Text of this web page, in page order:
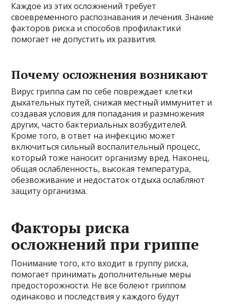
Каждое из этих осложнений требует
своевременного распознавания и лечения. Знание
факторов риска и способов профилактики
помогает не допустить их развития.
Почему осложнения возникают
Вирус гриппа сам по себе повреждает клетки
дыхательных путей, снижая местный иммунитет и
создавая условия для попадания и размножения
других, часто бактериальных возбудителей.
Кроме того, в ответ на инфекцию может
включиться сильный воспалительный процесс,
который тоже наносит организму вред. Наконец,
общая ослабленность, высокая температура,
обезвоживание и недостаток отдыха ослабляют
защиту организма.
Факторы риска
осложнений при гриппе
Понимание того, кто входит в группу риска,
помогает принимать дополнительные меры
предосторожности. Не все болеют гриппом
одинаково и последствия у каждого будут